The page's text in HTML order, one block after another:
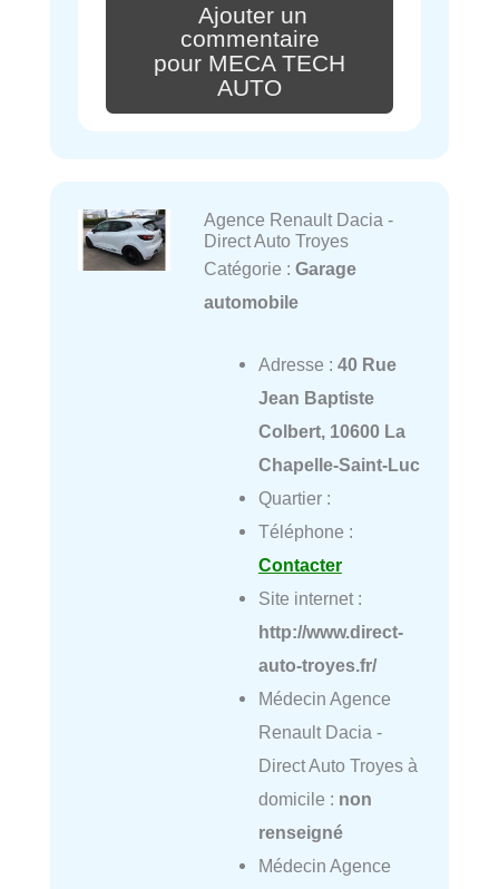
Ajouter un
commentaire
pour MECA TECH
AUTO
Agence Renault Dacia -
Direct Auto Troyes
Catégorie : Garage
automobile
Adresse : 40 Rue
Jean Baptiste
Colbert, 10600 La
Chapelle-Saint-Luc
Quartier :
Téléphone :
Contacter
Site internet :
http://www.direct-
auto-troyes.fr/
Médecin Agence
Renault Dacia -
Direct Auto Troyes à
domicile : non
renseigné
Médecin Agence